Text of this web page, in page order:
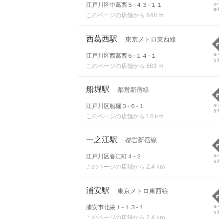
江戸川区中葛西５-４３-１１
このページの店舗から 848 m
ル
を
西葛西駅 東京メトロ東西線
江戸川区西葛西６-１４-１
このページの店舗から 863 m
ル
を
船堀駅 都営新宿線
江戸川区船堀３-６-１
このページの店舗から 1.6 km
ル
を
一之江駅 都営新宿線
江戸川区春江町４-２
このページの店舗から 2.4 km
ル
を
浦安駅 東京メトロ東西線
浦安市北栄１-１３-１
このページの店舗から 2.4 km
ル
を